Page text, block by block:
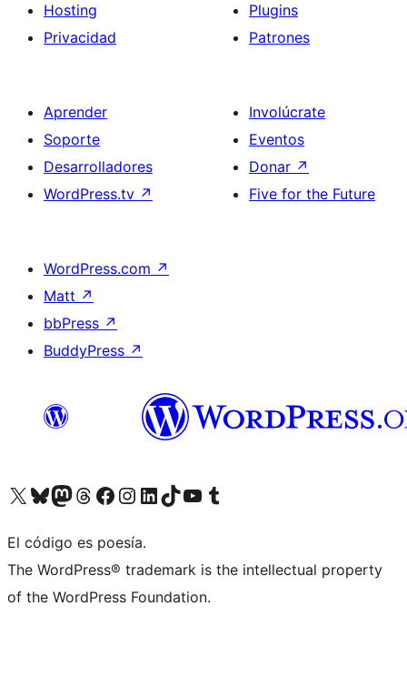
Hosting
Privacidad
Plugins
Patrones
Aprender
Soporte
Desarrolladores
WordPress.tv ↗
Involúcrate
Eventos
Donar ↗
Five for the Future
WordPress.com ↗
Matt ↗
bbPress ↗
BuddyPress ↗
Visita nuestra cuenta de X (anteriormente Twitter)
Visita nuestra cuenta de Bluesky
Visita nuestra cuenta de Mastodon
Visita nuestra cuenta de Threads
Visita nuestra página de Facebook
Visita nuestra cuenta de Instagram
Visita nuestra cuenta de LinkedIn
Visita nuestra cuenta de TikTok
Visita nuestro canal de YouTube
Visita nuestra cuenta de Tumblr
El código es poesía.
The WordPress® trademark is the intellectual property
of the WordPress Foundation.